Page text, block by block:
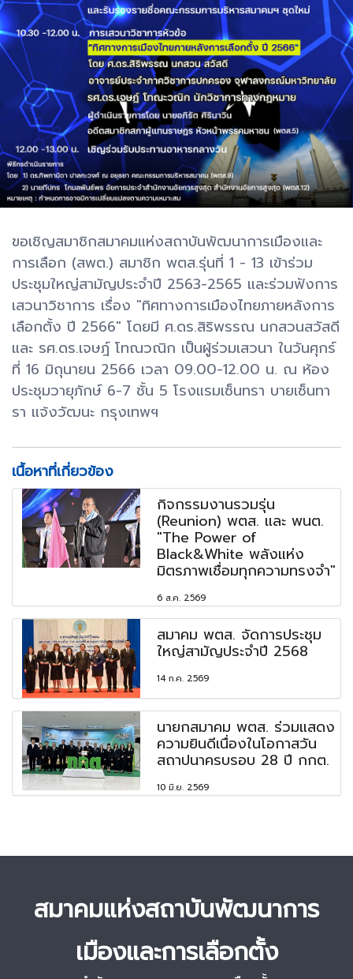
ขอเชิญสมาชิกสมาคมแห่งสถาบันพัฒนาการเมืองและ
การเลือก (สพต.) สมาชิก พตส.รุ่นที่ 1 - 13 เข้าร่วม
ประชุมใหญ่สามัญประจำปี 2563-2565 และร่วมฟังการ
เสวนาวิชาการ เรื่อง "ทิศทางการเมืองไทยภายหลังการ
เลือกตั้ง ปี 2566" โดยมี ศ.ดร.สิริพรรณ นกสวนสวัสดี
และ รศ.ดร.เจษฎ์ โทณวณิก เป็นผู้ร่วมเสวนา ในวันศุกร์
ที่ 16 มิถุนายน 2566 เวลา 09.00-12.00 น. ณ ห้อง
ประชุมวายุภักษ์ 6-7 ชั้น 5 โรงแรมเซ็นทรา บายเซ็นทา
รา แจ้งวัฒนะ กรุงเทพฯ
เนื้อหาที่เกี่ยวข้อง
กิจกรรมงานรวมรุ่น
(Reunion) พตส. และ พนต.
"The Power of
Black&White พลังแห่ง
มิตรภาพเชื่อมทุกความทรงจำ"
6 ส.ค. 2569
สมาคม พตส. จัดการประชุม
ใหญ่สามัญประจำปี 2568
14 ก.ค. 2569
นายกสมาคม พตส. ร่วมแสดง
ความยินดีเนื่องในโอกาสวัน
สถาปนาครบรอบ 28 ปี กกต.
10 มิ.ย. 2569
สมาคมแห่งสถาบันพัฒนาการ
เมืองและการเลือกตั้ง